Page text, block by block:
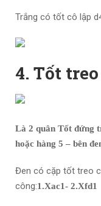
Trắng có tốt cô lập
4. Tốt
Là 2 quân Tốt đứng
hoặc hàng 5 – bên
Đen có cặp tốt treo
công:1.Xac1- 2.Xfd1